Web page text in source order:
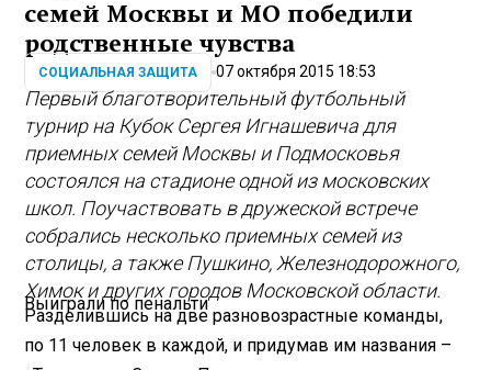
семей Москвы и МО победили
родственные чувства
СОЦИАЛЬНАЯ ЗАЩИТА 07 октября 2015 18:53
Первый благотворительный футбольный
турнир на Кубок Сергея Игнашевича для
приемных семей Москвы и Подмосковья
состоялся на стадионе одной из московских
школ. Поучаствовать в дружеской встрече
собрались несколько приемных семей из
столицы, а также Пушкино, Железнодорожного,
Химок и других городов Московской области.
Выиграли по пенальти
Разделившись на две разновозрастные команды,
по 11 человек в каждой, и придумав им названия –